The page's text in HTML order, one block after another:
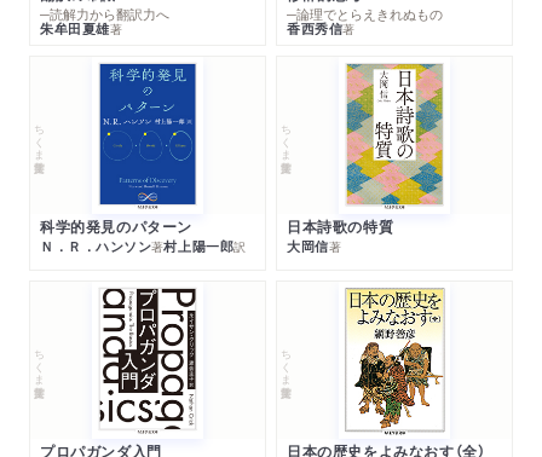
─読解力から翻訳力へ
朱牟田夏雄著
─論理でとらえきれぬもの
香西秀信著
ちくま学芸文庫
科学的発見のパターン
Ｎ．Ｒ．ハンソン著村上陽一郎訳
ちくま学芸文庫
日本詩歌の特質
大岡信著
ちくま学芸文庫
プロパガンダ入門
ちくま学芸文庫
日本の歴史をよみなおす（全）